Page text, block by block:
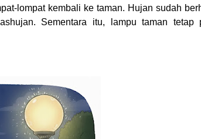
lompat kembali ke taman. Hujan sudah
Sementara itu, lampu taman tetap